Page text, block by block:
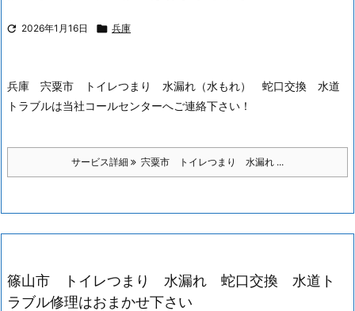
 2026年1月16日  兵庫
兵庫 宍粟市 トイレつまり 水漏れ（水もれ） 蛇口交換 水道
トラブルは当社コールセンターへご連絡下さい！
サービス詳細 宍粟市 トイレつまり 水漏れ ...
篠山市 トイレつまり 水漏れ 蛇口交換 水道ト
ラブル修理はおまかせ下さい